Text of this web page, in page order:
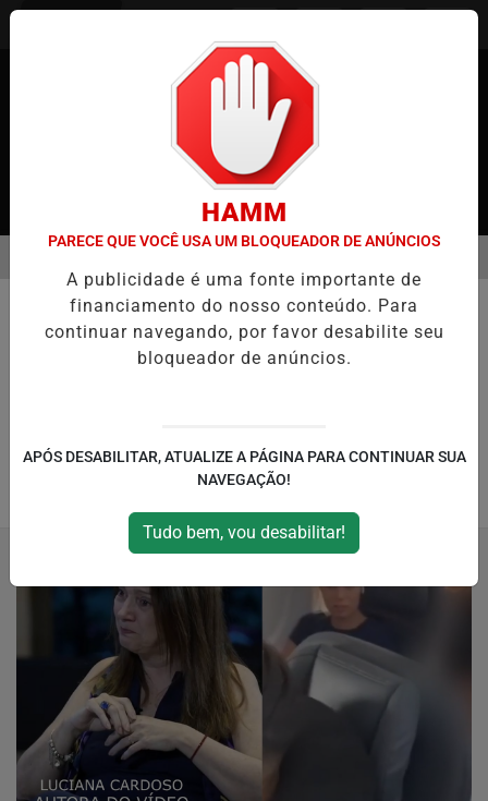
EM ALTA
MUNDO
O Caso Jeniffer Castro e o Reflexo
da Falta de Educação Familiar
Pathy Moraes
10/12/2024 21:38
HAMM
PARECE QUE VOCÊ USA UM BLOQUEADOR DE ANÚNCIOS
A publicidade é uma fonte importante de
financiamento do nosso conteúdo. Para
continuar navegando, por favor desabilite seu
bloqueador de anúncios.
APÓS DESABILITAR, ATUALIZE A PÁGINA PARA CONTINUAR SUA
NAVEGAÇÃO!
Tudo bem, vou desabilitar!